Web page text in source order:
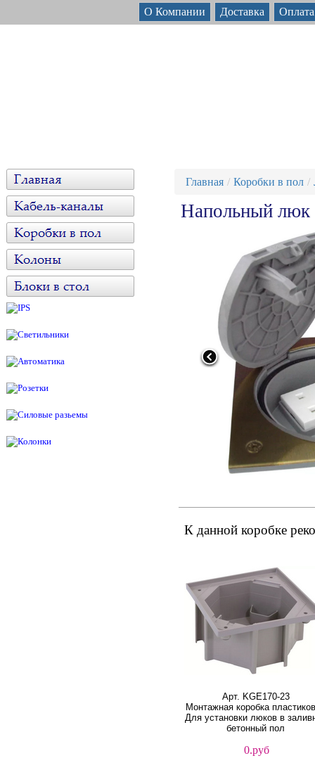
Напольный
К данной коробке
Арт. KGE170-23
Монтажная коробка
Для установки люков в
бетонный пол
0.руб
Главная Коробки в пол
О Компании Доставка Оплата